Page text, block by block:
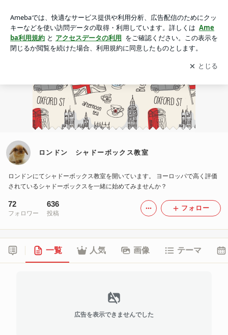
アプリをダウンロードして ブログの更新通知
を受け取りまし
ょう。
開く
ロンドン シャドーボックス教室
ロンドンにてシャドーボックス教室を開いています。 ヨーロッパで高く評価
されているシャドーボックスを一緒に始めてみませんか？
72
フォロワー
636
投稿
フォロー
一覧 人気 画像 テーマ
広告を表示できませんでした